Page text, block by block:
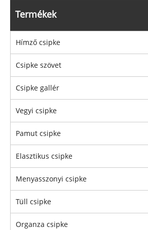
Termékek
Hímző csipke
Csipke szövet
Csipke gallér
Vegyi csipke
Pamut csipke
Elasztikus csipke
Menyasszonyi csipke
Tüll csipke
Organza csipke